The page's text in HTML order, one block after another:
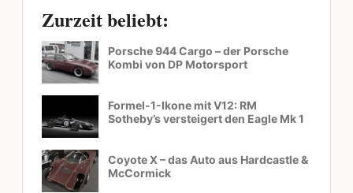
Zurzeit beliebt:
Porsche 944 Cargo – der Porsche
Kombi von DP Motorsport
Formel-1-Ikone mit V12: RM
Sotheby’s versteigert den Eagle Mk 1
Coyote X – das Auto aus Hardcastle &
McCormick